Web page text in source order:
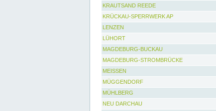
KRAUTSAND REEDE
KRÜCKAU-SPERRWERK AP
LENZEN
LÜHORT
MAGDEBURG-BUCKAU
MAGDEBURG-STROMBRÜCKE
MEISSEN
MÜGGENDORF
MÜHLBERG
NEU DARCHAU